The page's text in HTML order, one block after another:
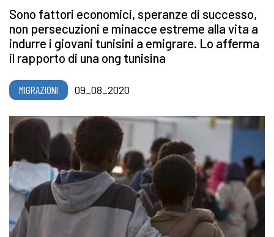
Sono fattori economici, speranze di successo,
non persecuzioni e minacce estreme alla vita a
indurre i giovani tunisini a emigrare. Lo afferma
il rapporto di una ong tunisina
MIGRAZIONI 09_08_2020